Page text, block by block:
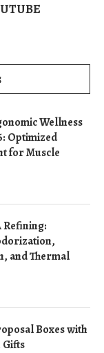
Wellness
Optimized
for Muscle
Refining:
and Thermal
Boxes with
Gifts